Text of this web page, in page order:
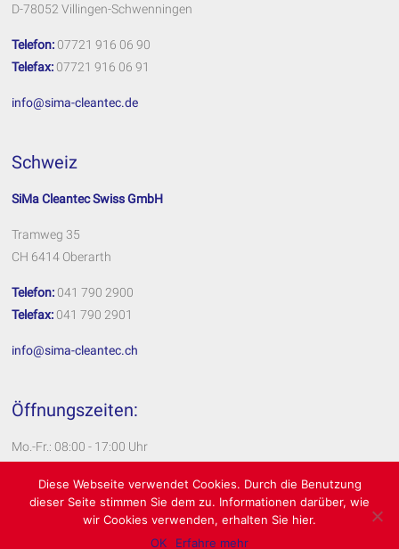
D-78052 Villingen-Schwenningen
Telefon: 07721 916 06 90
Telefax: 07721 916 06 91
info@sima-cleantec.de
Schweiz
SiMa Cleantec Swiss GmbH
Tramweg 35
CH 6414 Oberarth
Telefon: 041 790 2900
Telefax: 041 790 2901
info@sima-cleantec.ch
Öffnungszeiten:
Mo.-Fr.: 08:00 - 17:00 Uhr
Impressum
Datenschutzerklärung
Diese Webseite verwendet Cookies. Durch die Benutzung
dieser Seite stimmen Sie dem zu. Informationen darüber, wie
wir Cookies verwenden, erhalten Sie hier.
OK
Erfahre mehr